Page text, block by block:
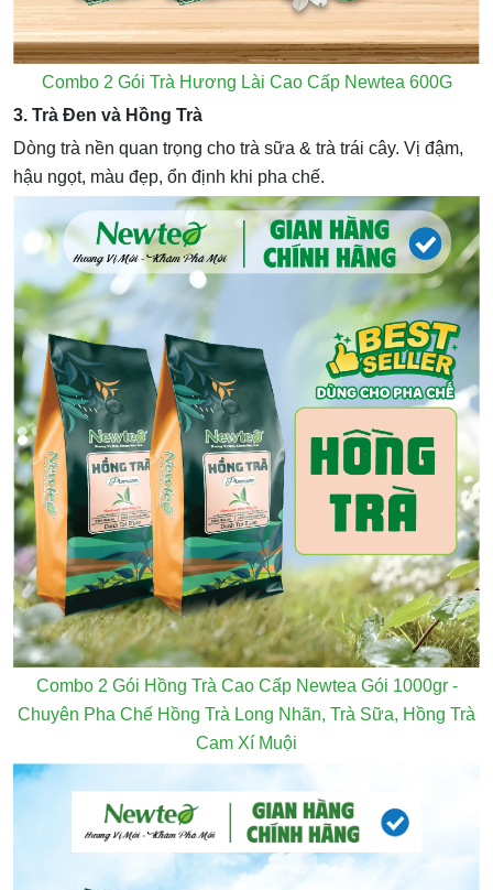
Combo 2 Gói Trà Hương Lài Cao Cấp Newtea 600G
3. Trà Đen và Hồng Trà
Dòng trà nền quan trọng cho trà sữa & trà trái cây. Vị đậm,
hậu ngọt, màu đẹp, ổn định khi pha chế.
Combo 2 Gói Hồng Trà Cao Cấp Newtea Gói 1000gr -
Chuyên Pha Chế Hồng Trà Long Nhãn, Trà Sữa, Hồng Trà
Cam Xí Muội